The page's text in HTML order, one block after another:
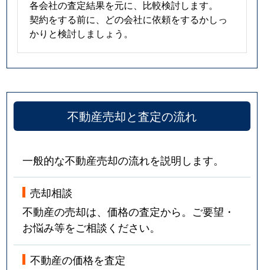
各会社の査定結果を元に、比較検討します。
契約をする前に、どの会社に依頼をするかしっ
かりと検討しましょう。
不動産売却と査定の流れ
一般的な不動産売却の流れを説明します。
売却相談
不動産の売却は、価格の査定から。ご要望・
お悩み等をご相談ください。
不動産の価格を査定